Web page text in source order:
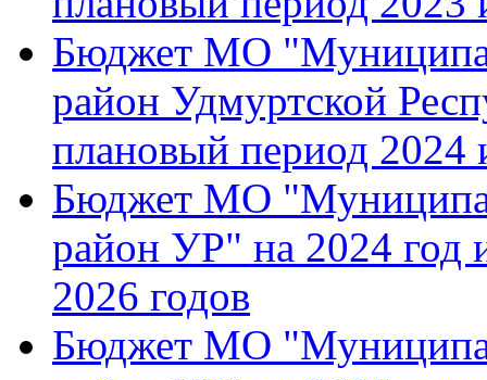
Бюджет МО
район Удмуртской
плановый период 2024
Бюджет МО
район УР" на 2024 год
2026 годов
Бюджет МО